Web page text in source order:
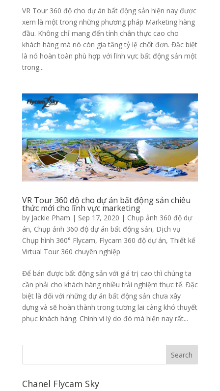
VR Tour 360 độ cho dự án bất động sản hiện nay được
xem là một trong những phương pháp Marketing hàng
đầu. Không chỉ mang đến tính chân thực cao cho
khách hàng mà nó còn gia tăng tỷ lệ chốt đơn. Đặc biệt
là nó hoàn toàn phù hợp với lĩnh vực bất động sản một
trong...
VR Tour 360 độ cho dự án bất động sản chiêu
thức mới cho lĩnh vực marketing
by Jackie Pham | Sep 17, 2020 | Chụp ảnh 360 độ dự
án, Chụp ảnh 360 độ dự án bất động sản, Dịch vụ
Chụp hình 360° Flycam, Flycam 360 độ dự án, Thiết kế
Virtual Tour 360 chuyên nghiệp
Để bán được bất động sản với giá trị cao thì chúng ta
cần phải cho khách hàng nhiều trải nghiệm thực tế. Đặc
biệt là đối với những dự án bất động sản chưa xây
dựng và sẽ hoàn thành trong tương lai càng khó thuyết
phục khách hàng. Chính vì lý do đó mà hiện nay rất...
Chanel Flycam Sky